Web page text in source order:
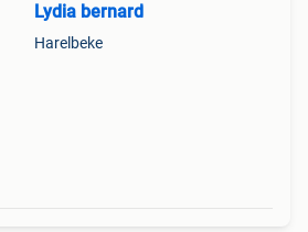
Lydia bernard
Harelbeke